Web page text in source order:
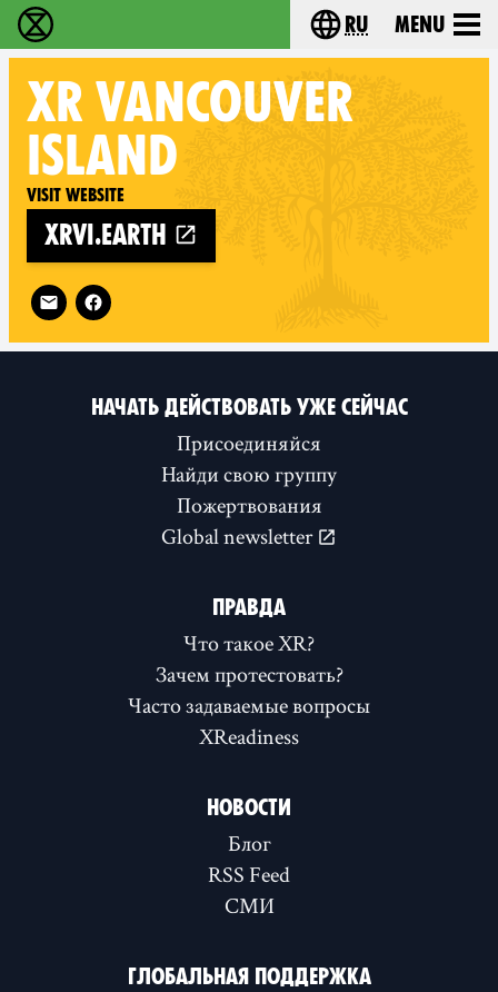
Extinction Rebellion - Home Choose your
ru Menu
XR VANCOUVER
ISLAND
Visit website
xrvi.earth
Follow XR Vancouver Island on
НАЧАТЬ ДЕЙСТВОВАТЬ УЖЕ СЕЙЧАС
Присоединяйся
Найди свою группу
Пожертвования
Global newsletter
ПРАВДА
Что такое XR?
Зачем протестовать?
Часто задаваемые вопросы
XReadiness
НОВОСТИ
Блог
RSS Feed
СМИ
ГЛОБАЛЬНАЯ ПОДДЕРЖКА